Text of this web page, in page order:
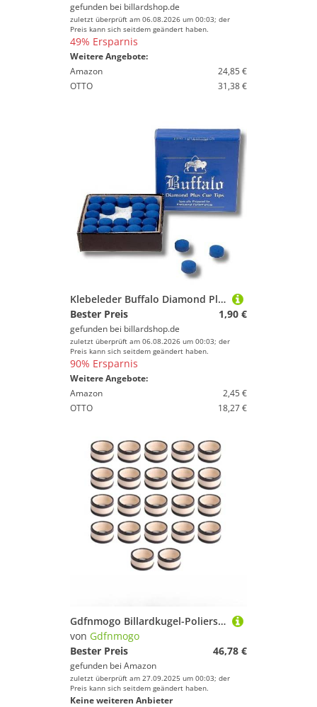
gefunden bei billardshop.de
zuletzt überprüft am 06.08.2026 um 00:03; der
Preis kann sich seitdem geändert haben.
49% Ersparnis
Weitere Angebote:
Amazon
24,85 €
OTTO
31,38 €
Klebeleder Buffalo Diamond Plus 10mm
Bester Preis
1,90 €
gefunden bei billardshop.de
zuletzt überprüft am 06.08.2026 um 00:03; der
Preis kann sich seitdem geändert haben.
90% Ersparnis
Weitere Angebote:
Amazon
2,45 €
OTTO
18,27 €
Gdfnmogo Billardkugel-Polierset mit 16 oder 22 hochwertigen Lammwollringen für amerikanische 16-Kugel- und englische 22-Kugel-Formate, kompatibel mit Snooker 22-Kugeln
von Gdfnmogo
Bester Preis
46,78 €
gefunden bei Amazon
zuletzt überprüft am 27.09.2025 um 00:03; der
Preis kann sich seitdem geändert haben.
Keine weiteren Anbieter